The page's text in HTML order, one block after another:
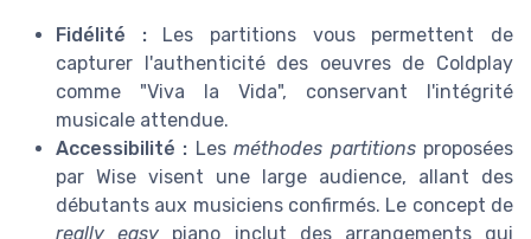
Fidélité : Les partitions vous permettent de
capturer l'authenticité des oeuvres de Coldplay
comme "Viva la Vida", conservant l'intégrité
musicale attendue.
Accessibilité : Lesméthodes partitionsproposées
par Wise visent une large audience, allant des
débutants aux musiciens confirmés. Le concept de
really easy piano inclut des arrangements qui